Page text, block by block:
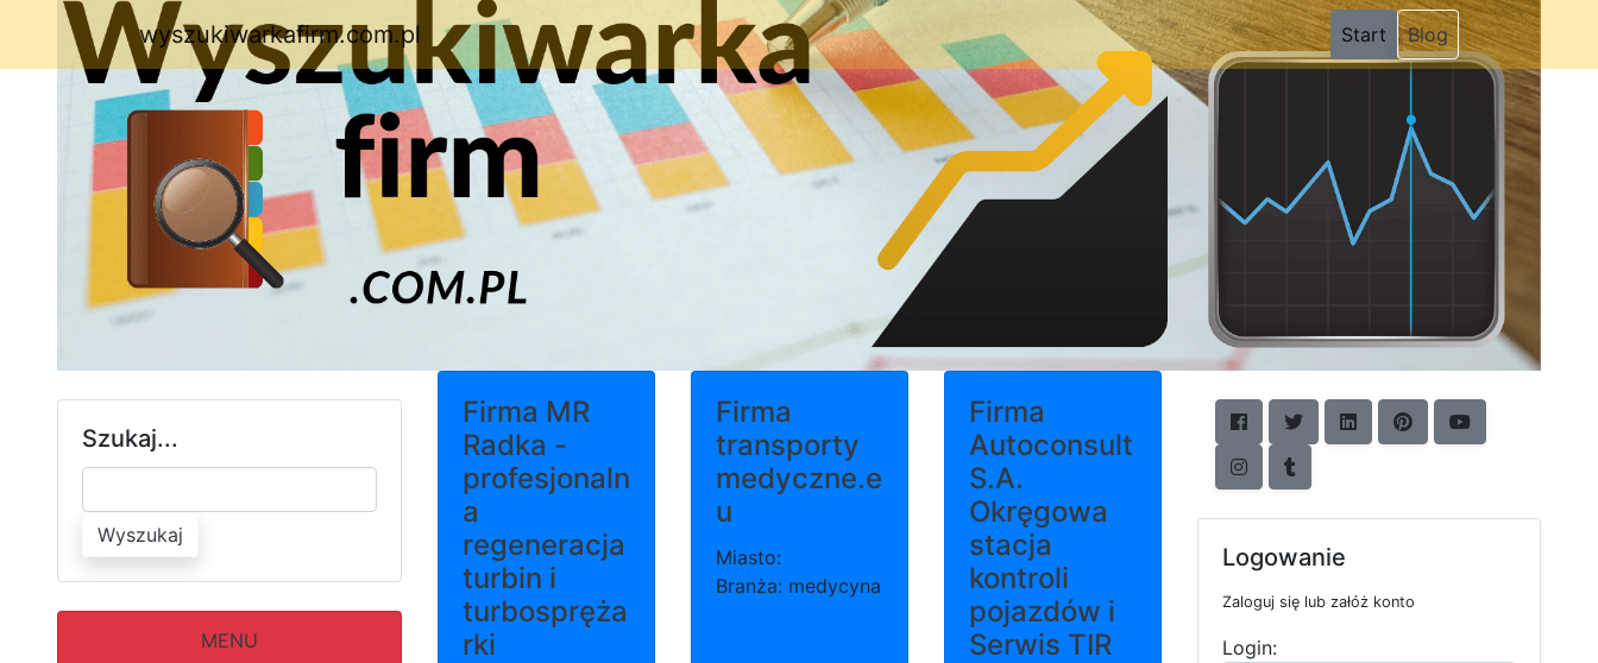
wyszukiwarkafirm.com.pl Start (current)
Blog
Szukaj...
Wyszukaj
MENU
Firma MR
Radka -
profesjonaln
a
regeneracja
turbin i
turbospręża
rki
Firma
transporty
medyczne.e
u
Miasto:
Branża: medycyna
Firma
Autoconsult
S.A.
Okręgowa
stacja
kontroli
pojazdów i
Serwis TIR
Logowanie
Zaloguj się lub załóż konto
Login: